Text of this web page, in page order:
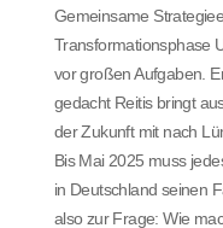
Gemeinsame
Transformationsphase
vor großen Aufgaben.
gedacht Reitis bringt
der Zukunft mit nach
Bis Mai 2025 muss
in Deutschland seinen
also zur Frage: Wie